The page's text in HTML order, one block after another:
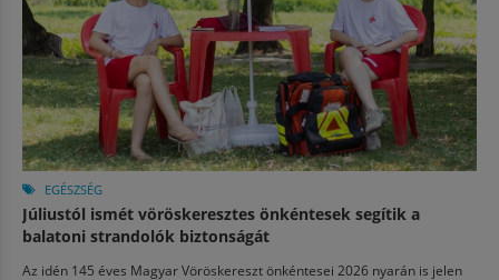
EGÉSZSÉG
Júliustól ismét vöröskeresztes önkéntesek segítik a
balatoni strandolók biztonságát
Az idén 145 éves Magyar Vöröskereszt önkéntesei 2026 nyarán is jelen